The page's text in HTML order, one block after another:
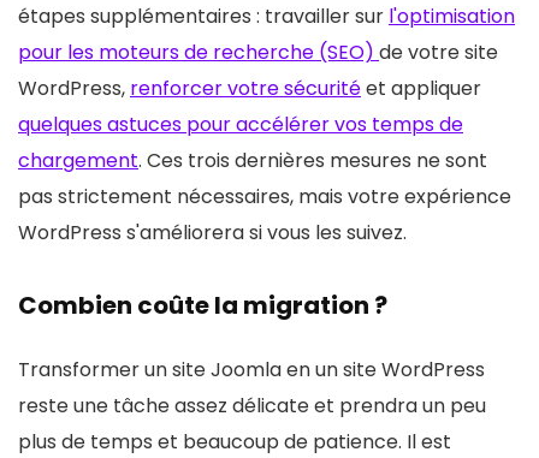
étapes supplémentaires : travailler sur l'optimisation
pour les moteurs de recherche (SEO) de votre site
WordPress, renforcer votre sécuritéet appliquer
quelques astuces pour accélérer vos temps de
chargement. Ces trois dernières mesures ne sont
pas strictement nécessaires, mais votre expérience
WordPress s'améliorera si vous les suivez.
Combien coûte la migration ?
Transformer un site Joomla en un site WordPress
reste une tâche assez délicate et prendra un peu
plus de temps et beaucoup de patience. Il est